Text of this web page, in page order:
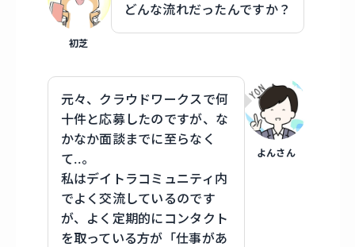
初芝
どんな流れだったんですか？
よんさん
元々、クラウドワークスで何
十件と応募したのですが、な
かなか面談までに至らなく
て..。
私はデイトラコミュニティ内
でよく交流しているのです
が、よく定期的にコンタクト
を取っている方が「仕事があ